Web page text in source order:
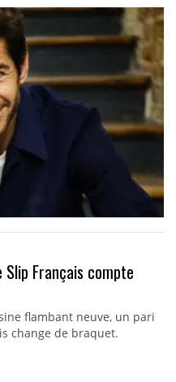
Slip Français compte
flambant neuve, un pari
change de braquet.